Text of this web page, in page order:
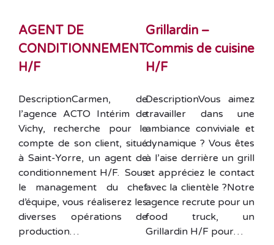
AGENT DE
CONDITIONNEMENT
H/F
DescriptionCarmen, de
l’agence ACTO Intérim de
Vichy, recherche pour le
compte de son client, situé
à Saint-Yorre, un agent de
conditionnement H/F. Sous
le management du chef
d’équipe, vous réaliserez les
diverses opérations de
production…
Grillardin –
Commis de cuisine
H/F
DescriptionVous aimez
travailler dans une
ambiance conviviale et
dynamique ? Vous êtes
à l’aise derrière un grill
et appréciez le contact
avec la clientèle ?Notre
agence recrute pour un
food truck, un
Grillardin H/F pour…
des
publications